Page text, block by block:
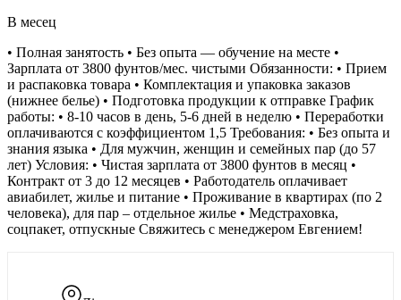
В месец
• Полная занятость • Без опыта — обучение на месте •
Зарплата от 3800 фунтов/мес. чистыми Обязанности: • Прием
и распаковка товара • Комплектация и упаковка заказов
(нижнее белье) • Подготовка продукции к отправке График
работы: • 8-10 часов в день, 5-6 дней в неделю • Переработки
оплачиваются с коэффициентом 1,5 Требования: • Без опыта и
знания языка • Для мужчин, женщин и семейных пар (до 57
лет) Условия: • Чистая зарплата от 3800 фунтов в месяц •
Контракт от 3 до 12 месяцев • Работодатель оплачивает
авиабилет, жилье и питание • Проживание в квартирах (по 2
человека), для пар – отдельное жилье • Медстраховка,
соцпакет, отпускные Свяжитесь с менеджером Евгением!